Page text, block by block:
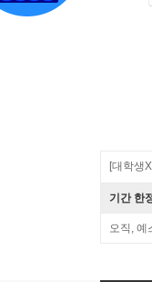
[대학생
기간 한
오직, 예